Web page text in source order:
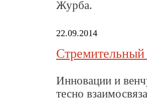
Журба.
22.09.2014
Инновации и
тесно